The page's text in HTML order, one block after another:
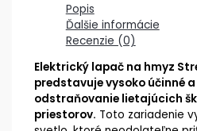
Popis
Ďalšie informácie
Recenzie (0)
Elektrický lapač na hmyz
predstavuje vysoko účinné
odstraňovanie lietajúcich
priestorov. Toto zariadenie